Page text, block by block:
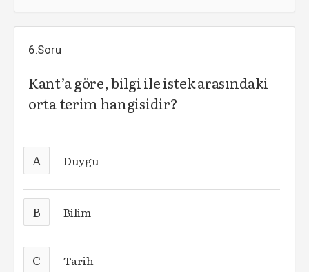
6.Soru
Kant’a göre, bilgi ile istek arasındaki
orta terim hangisidir?
A Duygu
B Bilim
C Tarih